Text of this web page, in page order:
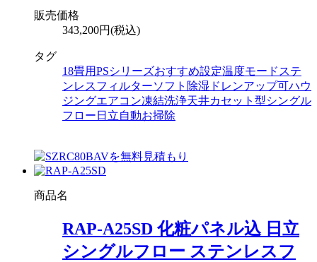
販売価格
343,200円(税込)
タグ
18畳用PSシリーズおすすめ設定温度モード ステ
ンレスフィルターソフト除湿 ドレンアップ可ハウ
ジングエアコン凍結洗浄天井カセット型シングル
フロー 日立自動お掃除
商品名
RAP-A25SD 化粧パネル込 日立
シングルフロー ステンレスフ